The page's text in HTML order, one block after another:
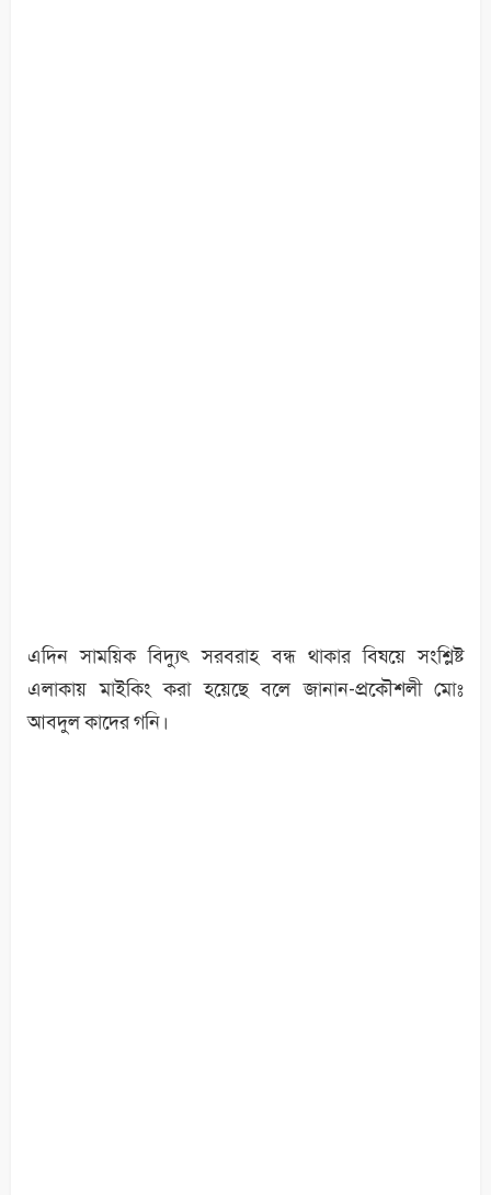
এদিন সাময়িক বিদ্যুৎ সরবরাহ বন্ধ থাকার বিষয়ে সংশ্লিষ্ট
এলাকায় মাইকিং করা হয়েছে বলে জানান-প্রকৌশলী মোঃ
আবদুল কাদের গনি।